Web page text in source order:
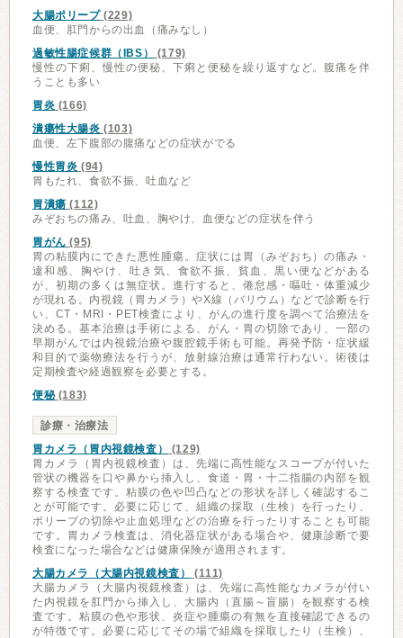
大腸ポリープ(229)
血便、肛門からの出血（痛みなし）
過敏性腸症候群（IBS）
(179)
慢性の下痢、慢性の便秘、下痢と便秘を繰り返すなど。腹痛を伴
うことも多い
胃炎 (166)
潰瘍性大腸炎 (103)
血便、左下腹部の腹痛などの症状がでる
慢性胃炎 (94)
胃もたれ、食欲不振、吐血など
胃潰瘍 (112)
みぞおちの痛み、吐血、胸やけ、血便などの症状を伴う
胃がん (95)
胃の粘膜内にできた悪性腫瘍。症状には胃（みぞおち）の痛み・
違和感、胸やけ、吐き気、食欲不振、貧血、黒い便などがある
が、初期の多くは無症状。進行すると、倦怠感・嘔吐・体重減少
が現れる。内視鏡（胃カメラ）やX線（バリウム）などで診断を行
い、CT・MRI・PET検査により、がんの進行度を調べて治療法を
決める。基本治療は手術による、がん・胃の切除であり、一部の
早期がんでは内視鏡治療や腹腔鏡手術も可能。再発予防・症状緩
和目的で薬物療法を行うが、放射線治療は通常行わない。術後は
定期検査や経過観察を必要とする。
便秘(183)
診療・治療法
胃カメラ（胃内視鏡検査）
(129)
胃カメラ（胃内視鏡検査）は、先端に高性能なスコープが付いた
管状の機器を口や鼻から挿入し、食道・胃・十二指腸の内部を観
察する検査です。粘膜の色や凹凸などの形状を詳しく確認するこ
とが可能です。必要に応じて、組織の採取（生検）を行ったり、
ポリープの切除や止血処理などの治療を行ったりすることも可能
です。胃カメラ検査は、消化器症状がある場合や、健康診断で要
検査になった場合などは健康保険が適用されます。
大腸カメラ（大腸内視鏡検査）
(111)
大腸カメラ（大腸内視鏡検査）は、先端に高性能なカメラが付い
た内視鏡を肛門から挿入し、大腸内（直腸～盲腸）を観察する検
査です。粘膜の色や形状、炎症や腫瘍の有無を直接確認できるの
が特徴です。必要に応じてその場で組織を採取したり（生検）、